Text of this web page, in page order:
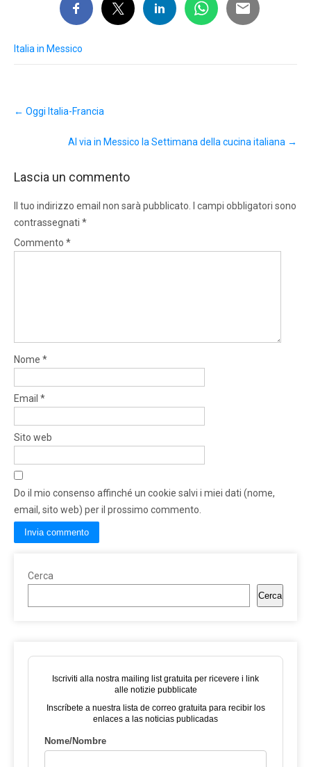
Italia in Messico
navigation
← Oggi Italia-Francia
Al via in Messico la Settimana della cucina italiana →
Lascia un commento
Il tuo indirizzo email non sarà pubblicato.
I campi obbligatori sono
contrassegnati *
Commento *
Nome *
Email *
Sito web
Do il mio consenso affinché un cookie salvi i miei dati (nome,
email, sito web) per il prossimo commento.
Cerca
Cerca
Iscriviti alla nostra mailing list gratuita per ricevere i link
alle notizie pubblicate
Inscríbete a nuestra lista de correo gratuita para recibir los
enlaces a las noticias publicadas
Nome/Nombre